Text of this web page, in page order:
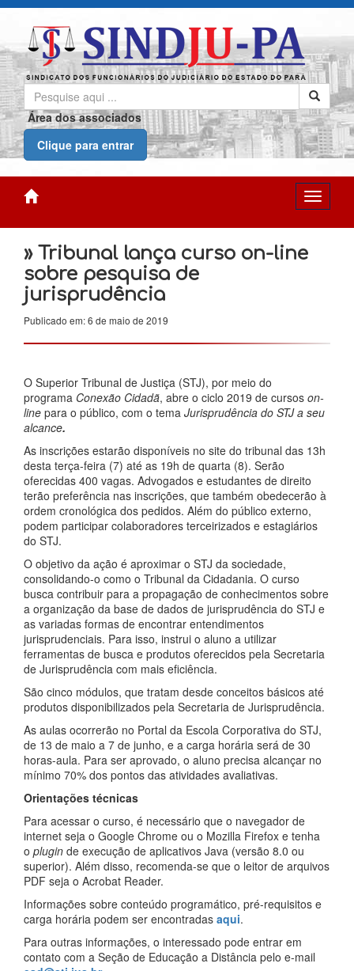
Área dos associados
Clique para entrar
» Tribunal lança curso on-line
sobre pesquisa de
jurisprudência
Publicado em: 6 de maio de 2019
O Superior Tribunal de Justiça (STJ), por meio do
programa Conexão Cidadã, abre o ciclo 2019 de cursos on-
line para o público, com o tema Jurisprudência do STJ a seu
alcance.
As inscrições estarão disponíveis no site do tribunal das 13h
desta terça-feira (7) até as 19h de quarta (8). Serão
oferecidas 400 vagas. Advogados e estudantes de direito
terão preferência nas inscrições, que também obedecerão à
ordem cronológica dos pedidos. Além do público externo,
podem participar colaboradores terceirizados e estagiários
do STJ.
O objetivo da ação é aproximar o STJ da sociedade,
consolidando-o como o Tribunal da Cidadania. O curso
busca contribuir para a propagação de conhecimentos sobre
a organização da base de dados de jurisprudência do STJ e
as variadas formas de encontrar entendimentos
jurisprudenciais. Para isso, instrui o aluno a utilizar
ferramentas de busca e produtos oferecidos pela Secretaria
de Jurisprudência com mais eficiência.
São cinco módulos, que tratam desde conceitos básicos até
produtos disponibilizados pela Secretaria de Jurisprudência.
As aulas ocorrerão no Portal da Escola Corporativa do STJ,
de 13 de maio a 7 de junho, e a carga horária será de 30
horas-aula. Para ser aprovado, o aluno precisa alcançar no
mínimo 70% dos pontos das atividades avaliativas.
Orientações técnicas
Para acessar o curso, é necessário que o navegador de
internet seja o Google Chrome ou o Mozilla Firefox e tenha
o plugin de execução de aplicativos Java (versão 8.0 ou
superior). Além disso, recomenda-se que o leitor de arquivos
PDF seja o Acrobat Reader.
Informações sobre conteúdo programático, pré-requisitos e
carga horária podem ser encontradas aqui.
Para outras informações, o interessado pode entrar em
contato com a Seção de Educação a Distância pelo e-mail